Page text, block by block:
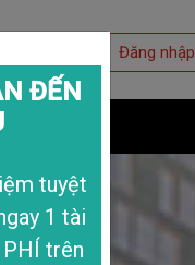
Đăng nhập
Chúng Tôi
ĐẾN
tuyệt
1 tài
PHÍ trên